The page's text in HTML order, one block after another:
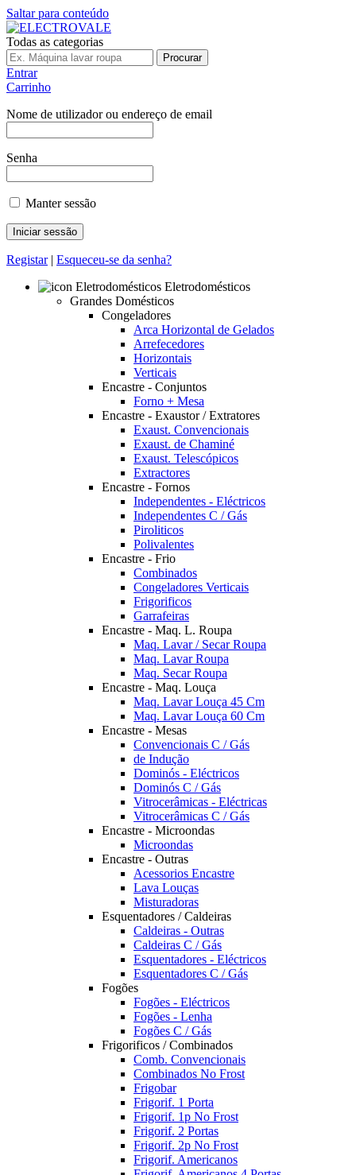
Saltar para conteúdo
Todas as categorias
Procurar
Entrar
Carrinho
Nome de utilizador ou endereço de email
Senha
Manter sessão
Registar| Esqueceu-se da senha?
Eletrodomésticos
Grandes Domésticos
Congeladores
Arca Horizontal de Gelados
Arrefecedores
Horizontais
Verticais
Encastre - Conjuntos
Forno + Mesa
Encastre - Exaustor / Extratores
Exaust. Convencionais
Exaust. de Chaminé
Exaust. Telescópicos
Extractores
Encastre - Fornos
Independentes - Eléctricos
Independentes C / Gás
Piroliticos
Polivalentes
Encastre - Frio
Combinados
Congeladores Verticais
Frigorificos
Garrafeiras
Encastre - Maq. L. Roupa
Maq. Lavar / Secar Roupa
Maq. Lavar Roupa
Maq. Secar Roupa
Encastre - Maq. Louça
Maq. Lavar Louça 45 Cm
Maq. Lavar Louça 60 Cm
Encastre - Mesas
Convencionais C / Gás
de Indução
Dominós - Eléctricos
Dominós C / Gás
Vitrocerâmicas - Eléctricas
Vitrocerâmicas C / Gás
Encastre - Microondas
Microondas
Encastre - Outras
Acessorios Encastre
Lava Louças
Misturadoras
Esquentadores / Caldeiras
Caldeiras - Outras
Caldeiras C / Gás
Esquentadores - Eléctricos
Esquentadores C / Gás
Fogões
Fogões - Eléctricos
Fogões - Lenha
Fogões C / Gás
Frigorificos / Combinados
Comb. Convencionais
Combinados No Frost
Frigobar
Frigorif. 1 Porta
Frigorif. 1p No Frost
Frigorif. 2 Portas
Frigorif. 2p No Frost
Frigorif. Americanos